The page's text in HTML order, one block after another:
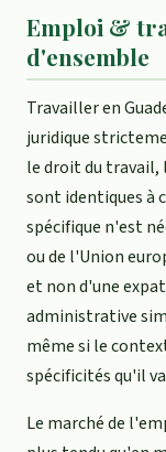
Emploi &
d'ensemble
Travailler en
juridique
le droit du
sont identiques à
spécifique n'est
ou de l'Union
et non d'une
administrative
même si le
spécificités qu'il
Le marché de